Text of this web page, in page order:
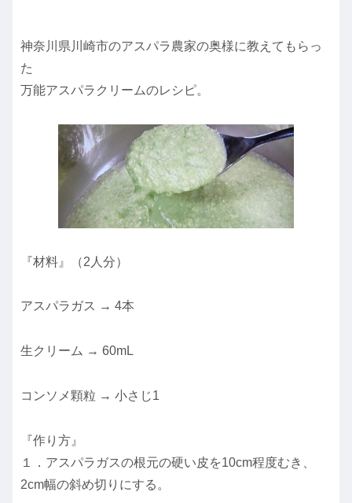
神奈川県川崎市のアスパラ農家の奥様に教えてもらっ
た
万能アスパラクリームのレシピ。
『材料』（2人分）
アスパラガス → 4本
生クリーム → 60mL
コンソメ顆粒 → 小さじ1
『作り方』
１．アスパラガスの根元の硬い皮を10cm程度むき、
2cm幅の斜め切りにする。